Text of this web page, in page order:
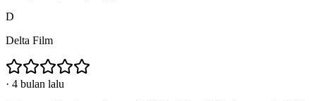
D
Delta Film
· 4 bulan lalu